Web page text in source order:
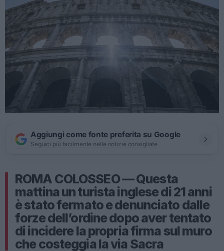
Aggiungi come fonte preferita su Google
Seguici più facilmente nelle notizie consigliate
ROMA COLOSSEO — Questa
mattina un turista inglese di 21 anni
è stato fermato e denunciato dalle
forze dell’ordine dopo aver tentato
di incidere la propria firma sul muro
che costeggia la via Sacra